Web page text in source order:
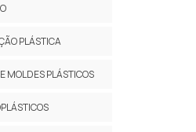
PLÁSTICA
MOLDES PLÁSTICOS